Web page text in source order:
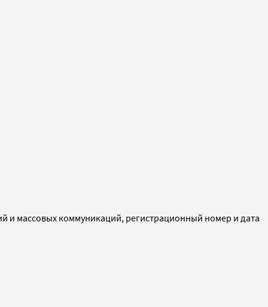
и массовых коммуникаций, регистрационный номер и дата